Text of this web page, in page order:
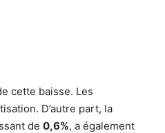
cette baisse. Les
D’autre part, la
de 0,6%, a également